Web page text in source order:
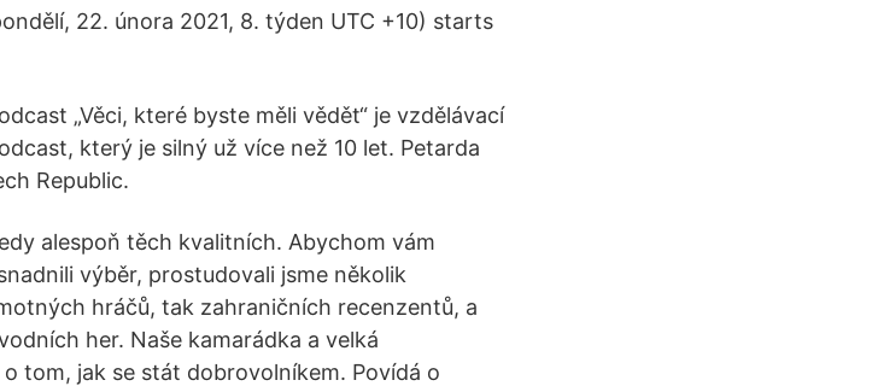
22. února 2021, 8. týden UTC +10) starts
„Věci, které byste měli vědět“ je vzdělávací
který je silný už více než 10 let. Petarda
Republic.
alespoň těch kvalitních. Abychom vám
výběr, prostudovali jsme několik
hráčů, tak zahraničních recenzentů, a
her. Naše kamarádka a velká
tom, jak se stát dobrovolníkem. Povídá o